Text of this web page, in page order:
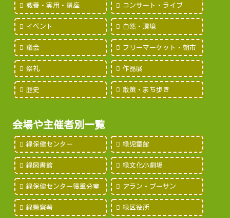
教養・実用・講座 コンサート・ライブ
イベント 自然・環境
議会 フリーマーケット・朝市
祭礼 作品展
歴史 散策・まち歩き
会場や主催者別一覧
緑保健センター 緑児童館
緑図書館 緑文化小劇場
緑保健センター徳重分室 アラン・プーサン
緑警察署 緑区役所